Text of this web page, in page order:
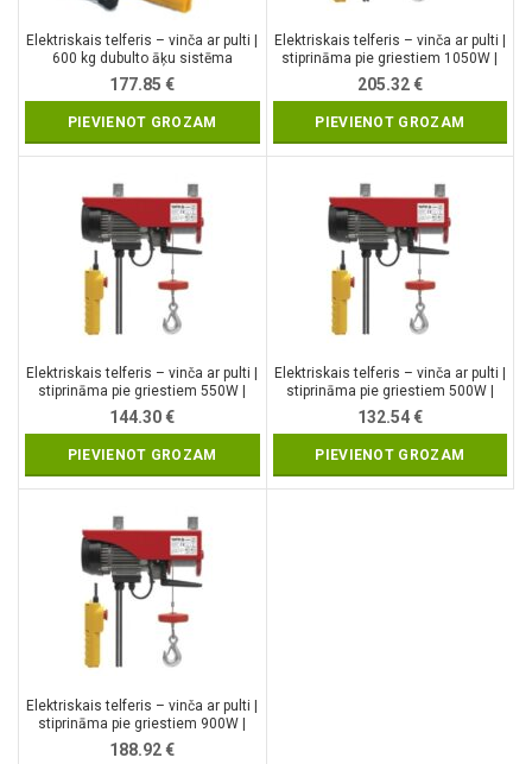
Elektriskais telferis – vinča ar pulti |
600 kg dubulto āķu sistēma
177.85€
PIEVIENOT GROZAM
Elektriskais telferis – vinča ar pulti |
stiprināma pie griestiem 1050W |
300/600KG (YT-5905)
205.32€
PIEVIENOT GROZAM
Elektriskais telferis – vinča ar pulti |
stiprināma pie griestiem 550W |
150/300KG (YT-5902)
144.30€
PIEVIENOT GROZAM
Elektriskais telferis – vinča ar pulti |
stiprināma pie griestiem 500W |
125/250KG (YT-5901)
132.54€
PIEVIENOT GROZAM
Elektriskais telferis – vinča ar pulti |
stiprināma pie griestiem 900W |
250/500KG (YT-5904)
188.92€